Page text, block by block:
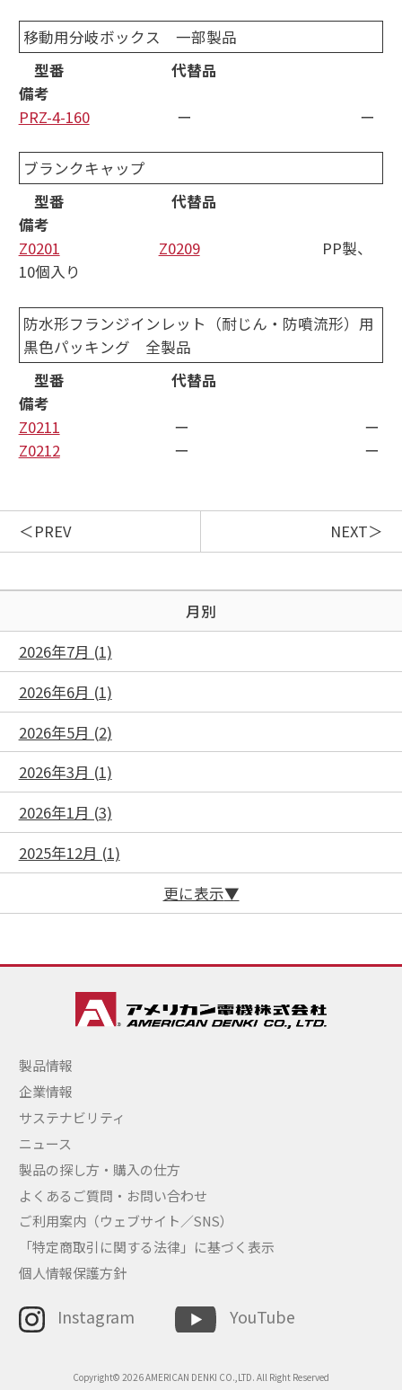
移動用分岐ボックス 一部製品
型番 代替品
備考
PRZ-4-160ー ー
ブランクキャップ
型番 代替品
備考
Z0201
Z0209PP製、
10個入り
防水形フランジインレット（耐じん・防噴流形）用
黒色パッキング 全製品
型番 代替品
備考
Z0211 ー ー
Z0212ー ー
PREV NEXT
月別
2026年7月 (1)
2026年6月 (1)
2026年5月 (2)
2026年3月 (1)
2026年1月 (3)
2025年12月 (1)
更に表示
製品情報
企業情報
サステナビリティ
ニュース
製品の探し方・購入の仕方
よくあるご質問・お問い合わせ
ご利用案内（ウェブサイト／SNS）
「特定商取引に関する法律」に基づく表示
個人情報保護方針
Instagram YouTube
Copyright© 2026 AMERICAN DENKI CO.,LTD. All Right Reserved